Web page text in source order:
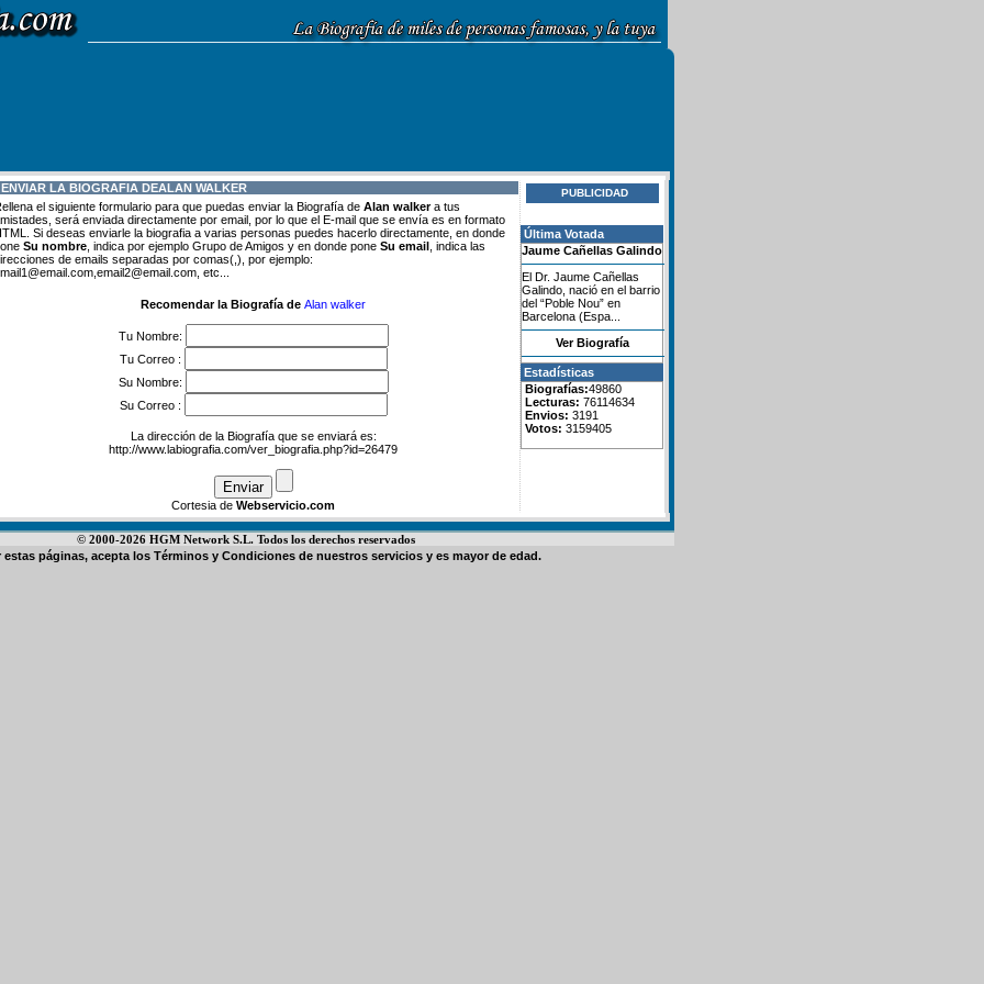
LA BIOGRAFIA DEALAN WALKER
el siguiente formulario para que puedas enviar la Biografía de Alan walkera tus
será enviada directamente por email, por lo que el E-mail que se envía es en formato
Si deseas enviarle la biografia a varias personas puedes hacerlo directamente, en donde
Su nombre , indica por ejemplo Grupo de Amigos y en donde pone Su email , indica las
de emails separadas por comas(,), por ejemplo:
etc...
Recomendar la Biografía de Alan walker
Tu Nombre:
Tu Correo :
Su Nombre:
Su Correo :
La dirección de la Biografía que se enviará es:
http://www.labiografia.com/ver_biografia.php?id=26479
Cortesia de Webservicio.com
PUBLICIDAD
Última Votada
Jaume Cañellas Galindo
El Dr. Jaume Cañellas
Galindo, nació en el barrio
del “Poble Nou” en
Barcelona (Espa...
Ver Biografía
Estadísticas
Biografías:49860
Lecturas: 76114634
Envios: 3191
Votos: 3159405
© 2000-2026 HGM Network S.L. Todos los derechos reservados
estas páginas, acepta los Términos y Condiciones de nuestros servicios y es mayor de edad.